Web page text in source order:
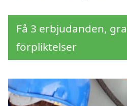
Få 3 erbjudanden,
förpliktelser